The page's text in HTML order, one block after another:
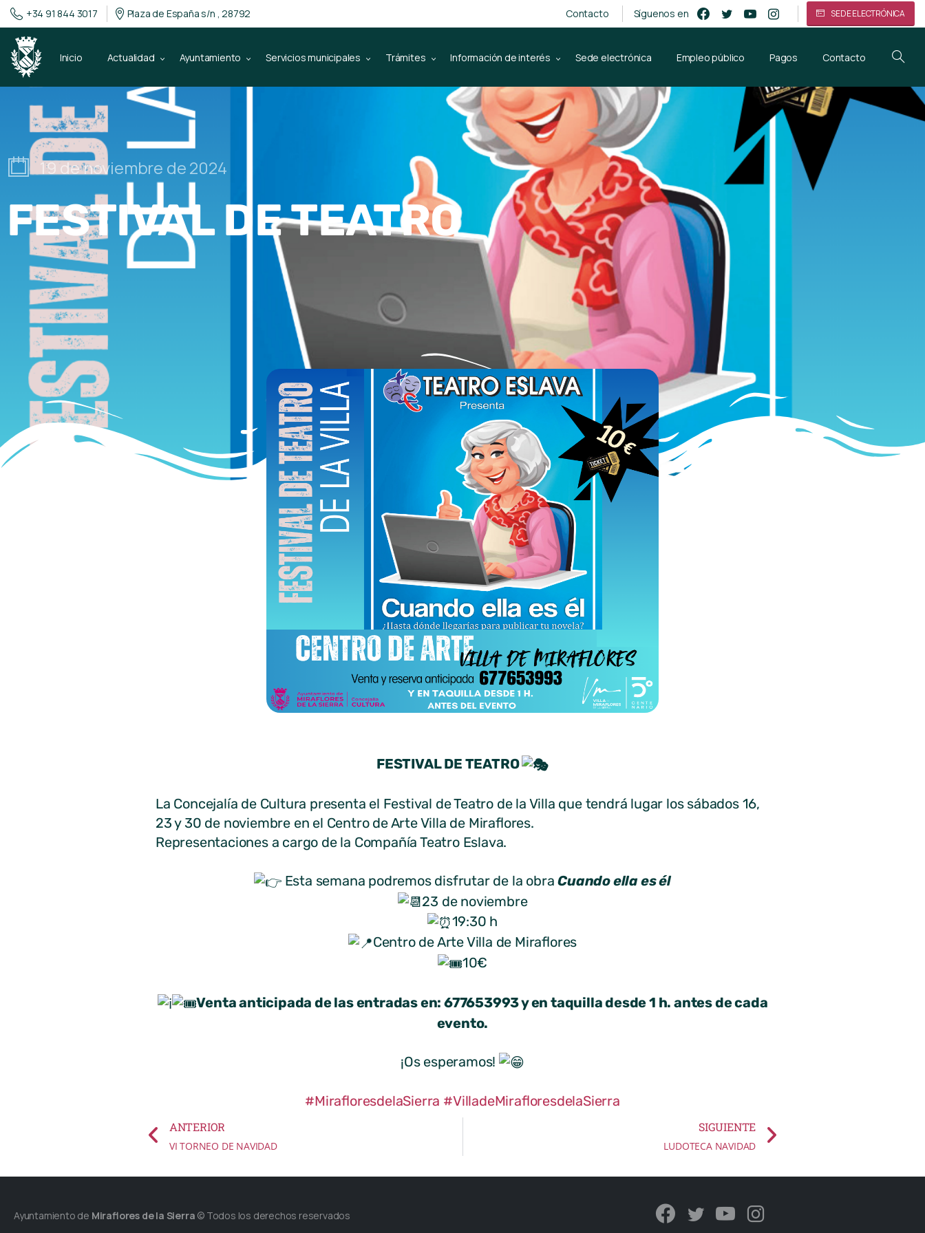
+34 91 844 3017 Plaza de España s/n , 28792 Contacto Síguenos en SEDE ELECTRÓNICA
Inicio Actualidad Ayuntamiento Servicios municipales Trámites Información de interés Sede electrónica Empleo público Pagos Contacto
19 de noviembre de 2024
FESTIVAL DE TEATRO
FESTIVAL DE TEATRO
La Concejalía de Cultura presenta el Festival de Teatro de la Villa que tendrá lugar los sábados 16,
23 y 30 de noviembre en el Centro de Arte Villa de Miraflores.
Representaciones a cargo de la Compañía Teatro Eslava.
Esta semana podremos disfrutar de la obraCuando ella es él
23 de noviembre
19:30 h
Centro de Arte Villa de Miraflores
10€
Venta anticipada de las entradas en: 677653993 y en taquilla desde 1 h. antes de cada
evento.
¡Os esperamos!
#MirafloresdelaSierra #VilladeMirafloresdelaSierra
ANTERIOR
VI TORNEO DE NAVIDAD
SIGUIENTE
LUDOTECA NAVIDAD
Ayuntamiento de Miraflores de la Sierra © Todos los derechos reservados